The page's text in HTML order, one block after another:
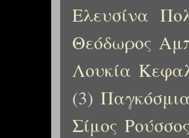
Ελευσίνα
Θεόδωρος
Λουκία
(3)
Σίμος Ρούσσος